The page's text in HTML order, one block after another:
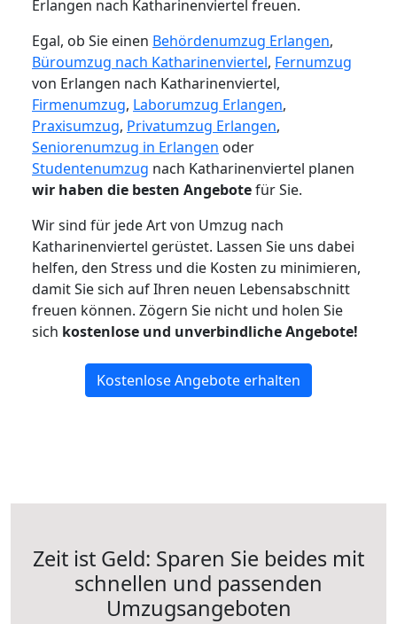
Erlangen nach Katharinenviertel freuen.
Egal, ob Sie einen Behördenumzug Erlangen,
Büroumzug nach Katharinenviertel, Fernumzug
von Erlangen nach Katharinenviertel,
Firmenumzug, Laborumzug Erlangen,
Praxisumzug, Privatumzug Erlangen,
Seniorenumzug in Erlangen oder
Studentenumzug nach Katharinenviertel planen
wir haben die besten Angebotefür Sie.
Wir sind für jede Art von Umzug nach
Katharinenviertel gerüstet. Lassen Sie uns dabei
helfen, den Stress und die Kosten zu minimieren,
damit Sie sich auf Ihren neuen Lebensabschnitt
freuen können. Zögern Sie nicht und holen Sie
sich kostenlose und unverbindliche Angebote!
Kostenlose Angebote erhalten
Zeit ist Geld: Sparen Sie beides mit
schnellen und passenden
Umzugsangeboten